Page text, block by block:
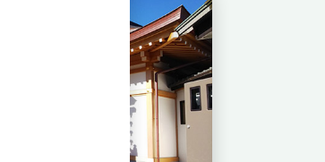
草加アルヴェア
本堂